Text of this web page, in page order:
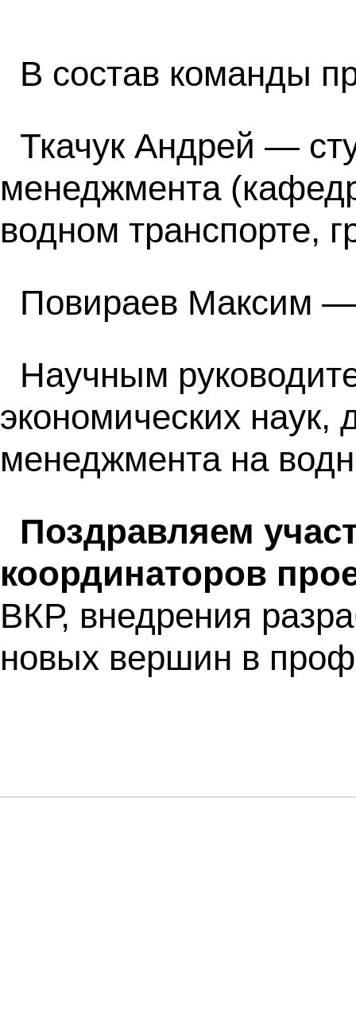
В состав команды
Ткачук Андрей —
менеджмента
водном транспорте,
Повираев Максим
Научным
экономических наук,
менеджмента на
Поздравляем
координаторов
ВКР, внедрения
новых вершин в